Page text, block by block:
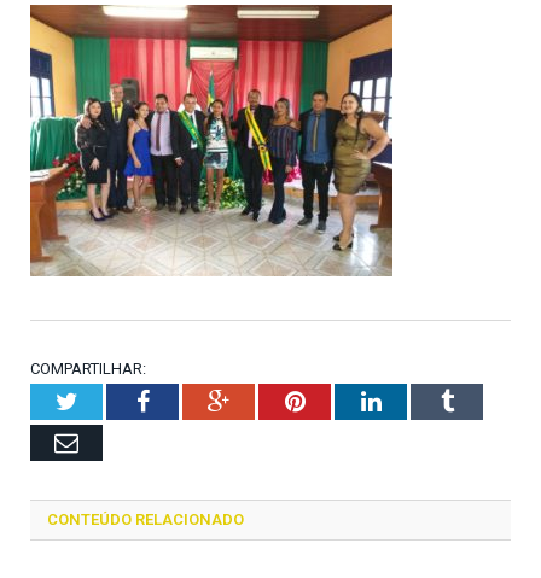
COMPARTILHAR:
TwitterFacebookGoogle+PinterestLinkedInTumblr
Email
CONTEÚDO RELACIONADO